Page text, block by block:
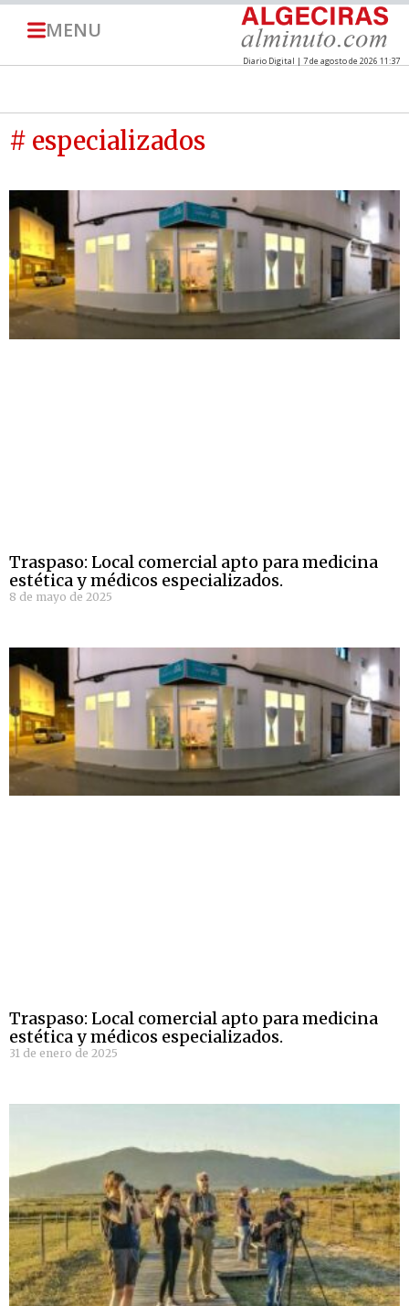
MENU
Diario Digital | 7 de agosto de 2026 11:37
# especializados
Traspaso: Local comercial apto para medicina
estética y médicos especializados.
8 de mayo de 2025
Traspaso: Local comercial apto para medicina
estética y médicos especializados.
31 de enero de 2025